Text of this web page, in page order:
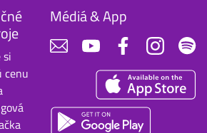
cenu
Médiá & App